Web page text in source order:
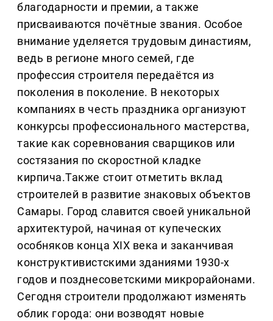
благодарности и премии, а также
присваиваются почётные звания. Особое
внимание уделяется трудовым династиям,
ведь в регионе много семей, где
профессия строителя передаётся из
поколения в поколение. В некоторых
компаниях в честь праздника организуют
конкурсы профессионального мастерства,
такие как соревнования сварщиков или
состязания по скоростной кладке
кирпича.Также стоит отметить вклад
строителей в развитие знаковых объектов
Самары. Город славится своей уникальной
архитектурой, начиная от купеческих
особняков конца XIX века и заканчивая
конструктивистскими зданиями 1930-х
годов и позднесоветскими микрорайонами.
Сегодня строители продолжают изменять
облик города: они возводят новые